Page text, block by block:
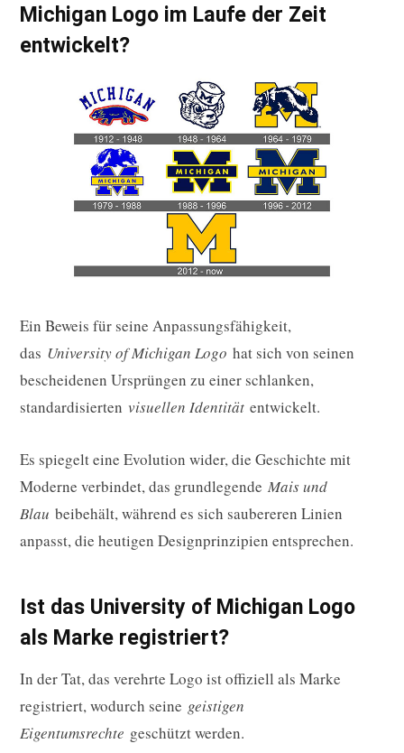
Michigan Logo im Laufe der Zeit
entwickelt?
Ein Beweis für seine Anpassungsfähigkeit,
das University of Michigan Logo hat sich von seinen
bescheidenen Ursprüngen zu einer schlanken,
standardisierten visuellen Identität entwickelt.
Es spiegelt eine Evolution wider, die Geschichte mit
Moderne verbindet, das grundlegende Mais und
Blau beibehält, während es sich saubereren Linien
anpasst, die heutigen Designprinzipien entsprechen.
Ist das University of Michigan Logo
als Marke registriert?
In der Tat, das verehrte Logo ist offiziell als Marke
registriert, wodurch seine geistigen
Eigentumsrechte geschützt werden.